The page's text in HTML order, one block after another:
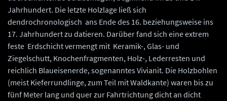
Jahrhundert. Die letzte Holzlage ließ sich
dendrochronologisch ans Ende des 16. beziehungsweise ins
17. Jahrhundert zu datieren. Darüber fand sich eine extrem
feste Erdschicht vermengt mit Keramik-, Glas- und
Ziegelschutt, Knochenfragmenten, Holz-, Lederresten und
reichlich Blaueisenerde, sogenanntes Vivianit. Die Holzbohlen
(meist Kieferrundlinge, zum Teil mit Waldkante) waren bis zu
fünf Meter lang und quer zur Fahrtrichtung dicht an dicht